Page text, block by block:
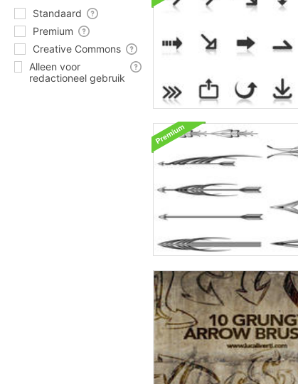
Standaard
Premium
Creative Commons
Alleen voor
redactioneel gebruik